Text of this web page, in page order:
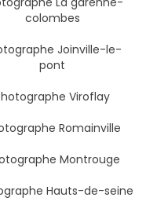
colombes
Joinville-le-
pont
Viroflay
Romainville
Montrouge
Hauts-de-seine